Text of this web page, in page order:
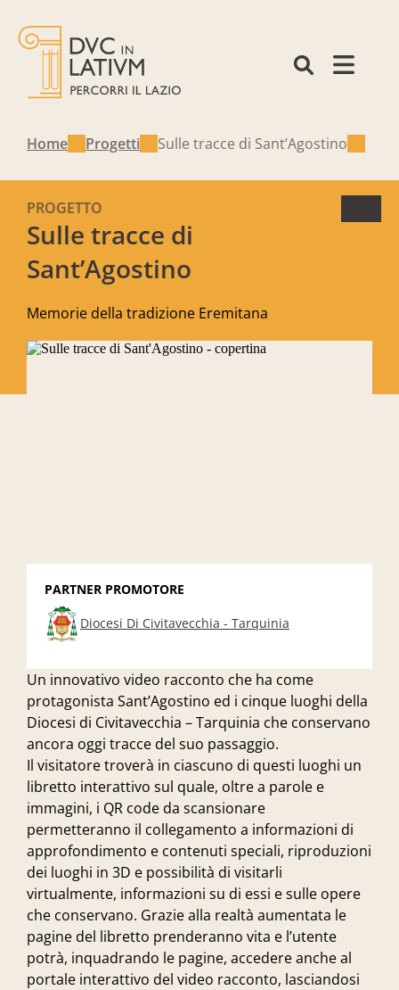
Home Progetti Sulle tracce di Sant’Agostino
Sulle tracce di
Sant’Agostino
PROGETTO
Memorie della tradizione Eremitana
Un innovativo video racconto che ha come
protagonista Sant’Agostino ed i cinque luoghi della
Diocesi di Civitavecchia – Tarquinia che conservano
ancora oggi tracce del suo passaggio.
Il visitatore troverà in ciascuno di questi luoghi un
libretto interattivo sul quale, oltre a parole e
immagini, i QR code da scansionare
permetteranno il collegamento a informazioni di
approfondimento e contenuti speciali, riproduzioni
dei luoghi in 3D e possibilità di visitarli
virtualmente, informazioni su di essi e sulle opere
che conservano. Grazie alla realtà aumentata le
pagine del libretto prenderanno vita e l’utente
potrà, inquadrando le pagine, accedere anche al
portale interattivo del video racconto, lasciandosi
PARTNER PROMOTORE
Diocesi Di Civitavecchia - Tarquinia